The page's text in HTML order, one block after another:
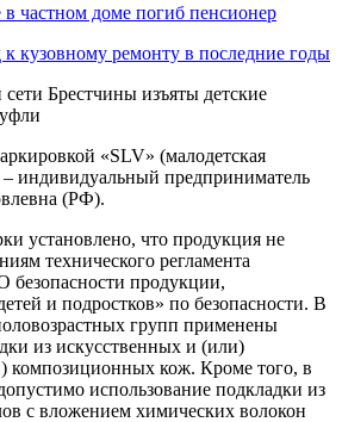
частном доме погиб пенсионер
кузовному ремонту в последние годы
«SLV» (малодетская
– индивидуальный предприниматель
(РФ).
установлено, что продукция не
технического регламента
безопасности продукции,
и подростков» по безопасности. В
групп применены
из искусственных и (или)
композиционных кож. Кроме того, в
использование подкладки из
с вложением химических волокон